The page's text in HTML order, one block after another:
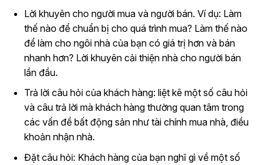
Lời khuyên cho người mua và người bán. Ví dụ: Làm
thế nào để chuẩn bị cho quá trình mua? Làm thế nào
để làm cho ngôi nhà của bạn có giá trị hơn và bán
nhanh hơn? Lời khuyên cải thiện nhà cho người bán
lần đầu.
Trả lời câu hỏi của khách hàng: liệt kê một số câu hỏi
và câu trả lời mà khách hàng thường quan tâm trong
các vấn đề bất động sản như tài chính mua nhà, điều
khoản nhận nhà.
Đặt câu hỏi: Khách hàng của bạn nghĩ gì về một số